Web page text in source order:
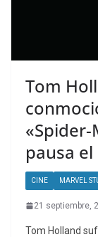
Tom
pausa
CINE MARVEL
21 septiembre,
Tom Holland